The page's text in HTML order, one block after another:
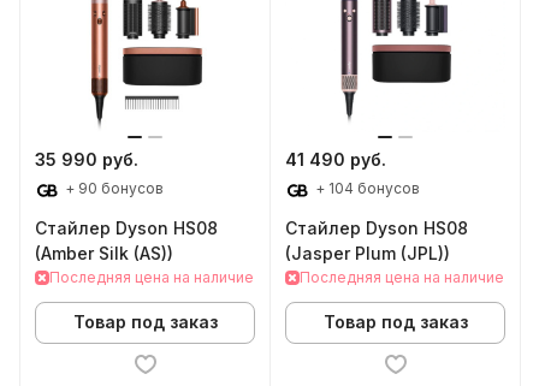
35 990 руб.
+ 90 бонусов
Стайлер Dyson HS08
(Amber Silk (AS))
Последняя цена на наличие
Товар под заказ
41 490 руб.
+ 104 бонусов
Стайлер Dyson HS08
(Jasper Plum (JPL))
Последняя цена на наличие
Товар под заказ